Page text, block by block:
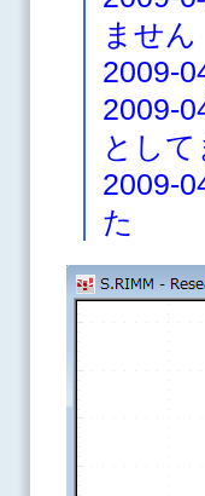
ません
2009-
2009-
とし
2009-
た